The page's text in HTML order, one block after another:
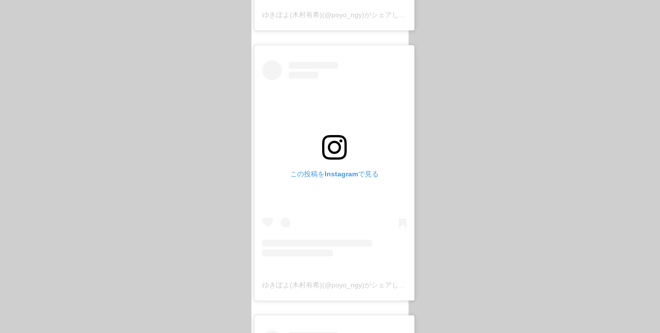
この投稿をInstagramで見る